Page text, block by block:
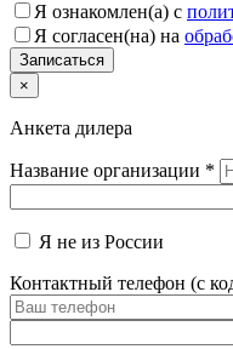
Я ознакомлен(а) с
Я согласен(на) на
×
Анкета дилера
Название организации *
Я не из России
Контактный телефон (с